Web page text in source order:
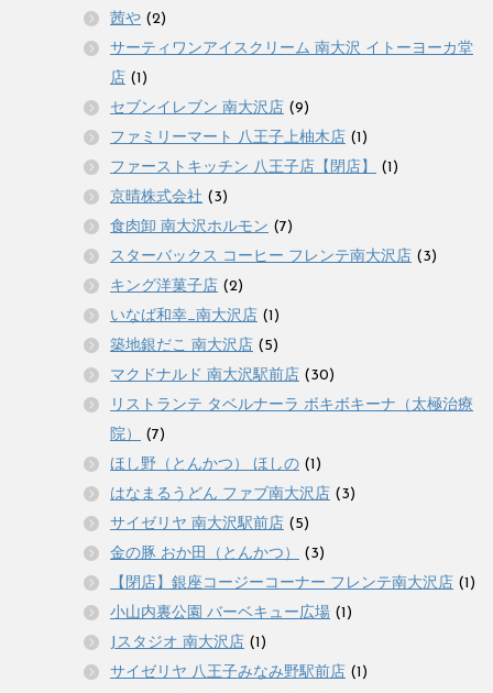
茜や (2)
サーティワンアイスクリーム 南大沢 イトーヨーカ堂
店 (1)
セブンイレブン 南大沢店 (9)
ファミリーマート 八王子上柚木店 (1)
ファーストキッチン 八王子店【閉店】
(1)
京晴株式会社 (3)
食肉卸 南大沢ホルモン (7)
スターバックス コーヒー フレンテ南大沢店 (3)
キング洋菓子店 (2)
いなば和幸_南大沢店 (1)
築地銀だこ 南大沢店 (5)
マクドナルド 南大沢駅前店 (30)
リストランテ タベルナーラ ボキボキーナ（太極治療
院）
(7)
ほし野（とんかつ） ほしの (1)
はなまるうどん ファブ南大沢店 (3)
サイゼリヤ 南大沢駅前店 (5)
金の豚 おか田（とんかつ）
(3)
【閉店】銀座コージーコーナー フレンテ南大沢店 (1)
小山内裏公園 バーベキュー広場 (1)
Jスタジオ 南大沢店 (1)
サイゼリヤ 八王子みなみ野駅前店 (1)